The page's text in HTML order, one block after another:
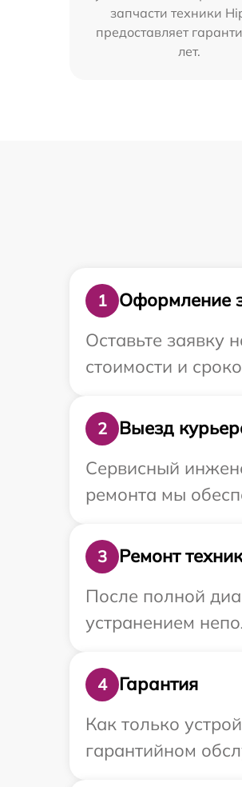
запчасти техники
предоставляет
лет.
1
Оформление
Оставьте заявку
стоимости и
2
Выезд
Сервисный
ремонта мы
3
Ремонт
После полной
устранением
4
Гарантия
Как только
гарантийном